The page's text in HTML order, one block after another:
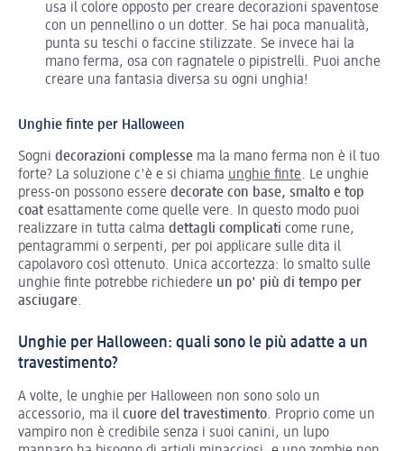
usa il colore opposto per creare decorazioni spaventose
con un pennellino o un dotter. Se hai poca manualità,
punta su teschi o faccine stilizzate. Se invece hai la
mano ferma, osa con ragnatele o pipistrelli. Puoi anche
creare una fantasia diversa su ogni unghia!
Unghie finte per Halloween
Sogni decorazioni complesse ma la mano ferma non è il tuo
forte? La soluzione c'è e si chiama unghie finte. Le unghie
press-on possono essere decorate con base, smalto e top
coat esattamente come quelle vere. In questo modo puoi
realizzare in tutta calma dettagli complicati come rune,
pentagrammi o serpenti, per poi applicare sulle dita il
capolavoro così ottenuto. Unica accortezza: lo smalto sulle
unghie finte potrebbe richiedere un po' più di tempo per
asciugare.
Unghie per Halloween: quali sono le più adatte a un
travestimento?
A volte, le unghie per Halloween non sono solo un
accessorio, ma il cuore del travestimento. Proprio come un
vampiro non è credibile senza i suoi canini, un lupo